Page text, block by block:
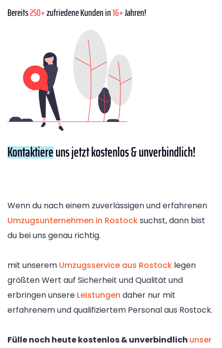
Bereits250+zufriedene Kunden in16+Jahren!
Kontaktiereuns jetzt kostenlos & unverbindlich!
Wenn du nach einem zuverlässigen und erfahrenen
Umzugsunternehmen in Rostocksuchst, dann bist
du bei uns genau richtig.
mit unserem Umzugsservice aus Rostock legen
größten Wert auf Sicherheit und Qualität und
erbringen unsere Leistungen daher nur mit
erfahrenem und qualifiziertem Personal aus Rostock.
Fülle noch heute kostenlos & unverbindlich unser